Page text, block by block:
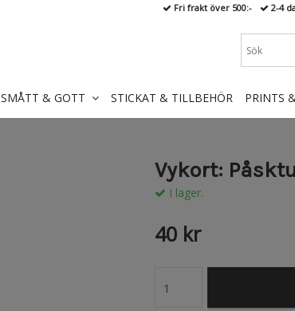
Vykort:
I lager.
40 kr
Fri frakt över 500:- 2-4
SMÅTT & GOTT STICKAT & TILLBEHÖR PRINTS